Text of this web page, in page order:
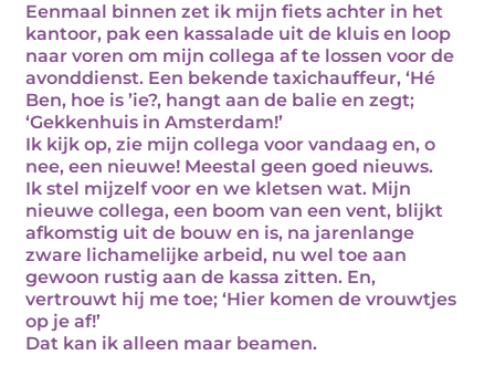
Eenmaal binnen zet ik mijn fiets achter in het
kantoor, pak een kassalade uit de kluis en loop
naar voren om mijn collega af te lossen voor de
avonddienst. Een bekende taxichauffeur, ‘Hé
Ben, hoe is ’ie?, hangt aan de balie en zegt;
‘Gekkenhuis in Amsterdam!’
Ik kijk op, zie mijn collega voor vandaag en, o
nee, een nieuwe! Meestal geen goed nieuws.
Ik stel mijzelf voor en we kletsen wat. Mijn
nieuwe collega, een boom van een vent, blijkt
afkomstig uit de bouw en is, na jarenlange
zware lichamelijke arbeid, nu wel toe aan
gewoon rustig aan de kassa zitten. En,
vertrouwt hij me toe; ‘Hier komen de vrouwtjes
op je af!’
Dat kan ik alleen maar beamen.